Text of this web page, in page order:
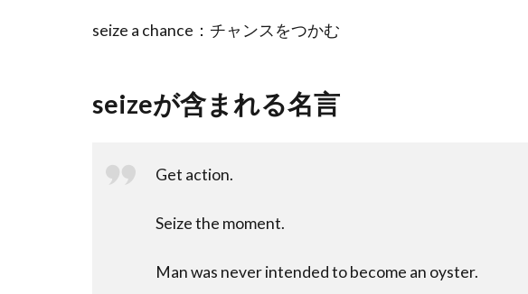
seize a chance：チャンスをつかむ
seizeが含まれる名言
Get action.
Seize the moment.
Man was never intended to become an oyster.